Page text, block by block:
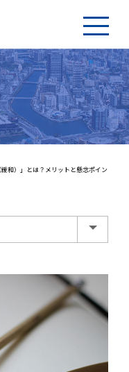
和）」とは？メリットと懸念ポイン